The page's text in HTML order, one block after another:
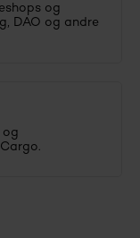
og
DAO og andre
og